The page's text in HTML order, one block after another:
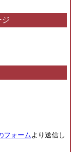
ジ
フォームより送信し